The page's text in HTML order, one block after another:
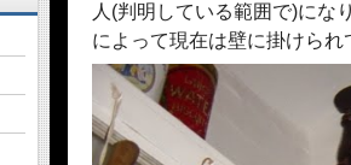
人(判明している範囲で)にな
によって現在は壁に掛けら